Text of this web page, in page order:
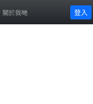
關於我哋 登入